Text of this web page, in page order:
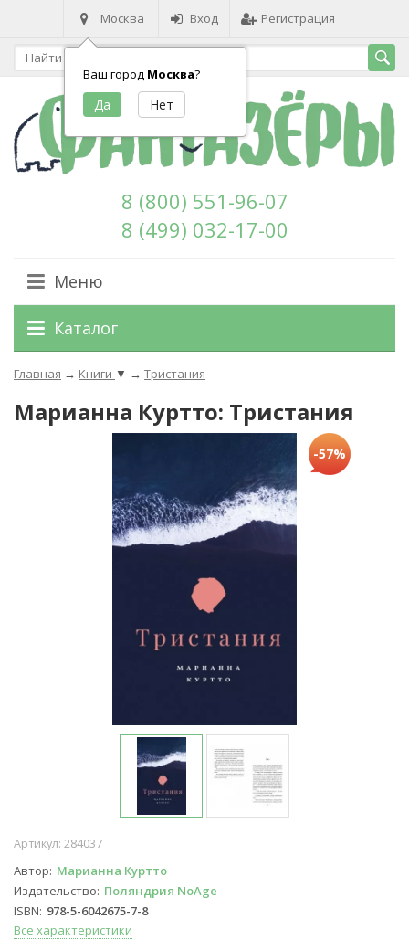
Москва
Ваш город Москва?
Вход Регистрация
8 (800) 551-96-07
8 (499) 032-17-00
Меню
Каталог
Главная → Книги ▼ → Тристания
Марианна Куртто: Тристания
-57%
Артикул: 284037
Автор Марианна Куртто
Издательство Поляндрия NoAge
ISBN 978-5-6042675-7-8
Все характеристики